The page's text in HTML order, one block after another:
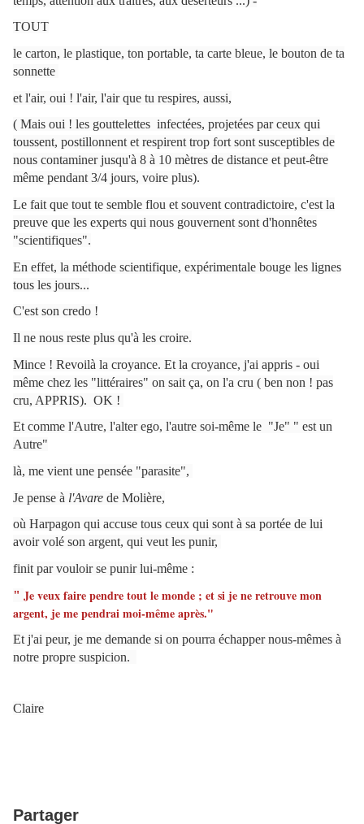
TOUT
le carton, le plastique, ton portable, ta carte bleue, le bouton de ta
sonnette
et l'air, oui ! l'air, l'air que tu respires, aussi,
( Mais oui ! les gouttelettes infectées, projetées par ceux qui
toussent, postillonnent et respirent trop fort sont susceptibles de
nous contaminer jusqu'à 8 à 10 mètres de distance et peut-être
même pendant 3/4 jours, voire plus).
Le fait que tout te semble flou et souvent contradictoire, c'est la
preuve que les experts qui nous gouvernent sont d'honnêtes
"scientifiques".
En effet, la méthode scientifique, expérimentale bouge les lignes
tous les jours...
C'est son credo !
Il ne nous reste plus qu'à les croire.
Mince ! Revoilà la croyance. Et la croyance, j'ai appris - oui
même chez les "littéraires" on sait ça, on l'a cru ( ben non ! pas
cru, APPRIS). OK !
Et comme l'Autre, l'alter ego, l'autre soi-même le "Je" " est un
Autre"
là, me vient une pensée "parasite",
Je pense à l'Avare de Molière,
où Harpagon qui accuse tous ceux qui sont à sa portée de lui
avoir volé son argent, qui veut les punir,
finit par vouloir se punir lui-même :
" Je veux faire pendre tout le monde ; et si je ne retrouve mon
argent, je me pendrai moi-même après."
Et j'ai peur, je me demande si on pourra échapper nous-mêmes à
notre propre suspicion.
Claire
Partager